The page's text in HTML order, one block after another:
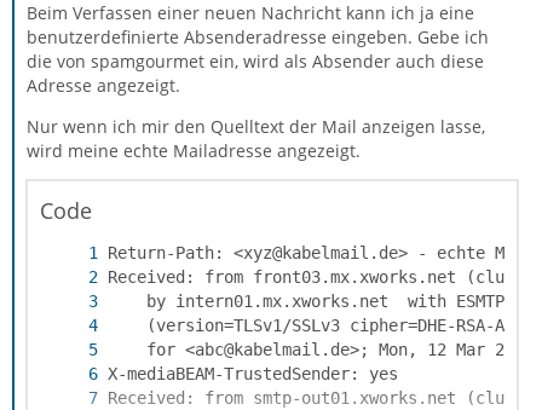
Beim Verfassen einer neuen Nachricht kann ich ja eine
benutzerdefinierte Absenderadresse eingeben. Gebe ich
die von spamgourmet ein, wird als Absender auch diese
Adresse angezeigt.
Nur wenn ich mir den Quelltext der Mail anzeigen lasse,
wird meine echte Mailadresse angezeigt.
Code